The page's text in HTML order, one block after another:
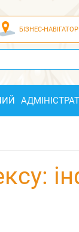
БІЗНЕС-НАВІГАТОР